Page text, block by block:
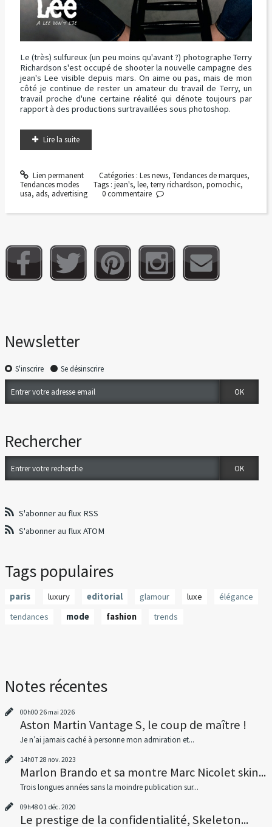
Le (très) sulfureux (un peu moins qu'avant ?) photographe Terry
Richardson s'est occupé de shooter la nouvelle campagne des
jean's Lee visible depuis mars. On aime ou pas, mais de mon
côté je continue de rester un amateur du travail de Terry, un
travail proche d'une certaine réalité qui dénote toujours par
rapport à des productions surtravaillées sous photoshop.
Lire la suite
Lien permanent Catégories : Les news, Tendances de marques,
Tendances modes
Tags :jean's,lee,terry richardson,pornochic,
usa, ads, advertising 0commentaire
Newsletter
S'inscrire Se désinscrire
Rechercher
S'abonner au flux RSS
S'abonner au flux ATOM
Tags populaires
paris luxury editorial glamour luxe
élégance
tendances
mode fashion trends
Notes récentes
00h00 26 mai 2026
Aston Martin Vantage S, le coup de maître !
Je n’ai jamais caché à personne mon admiration et...
14h07 28 nov. 2023
Marlon Brando et sa montre Marc Nicolet skin...
Trois longues années sans la moindre publication sur...
09h48 01 déc. 2020
Le prestige de la confidentialité, Skeleton...